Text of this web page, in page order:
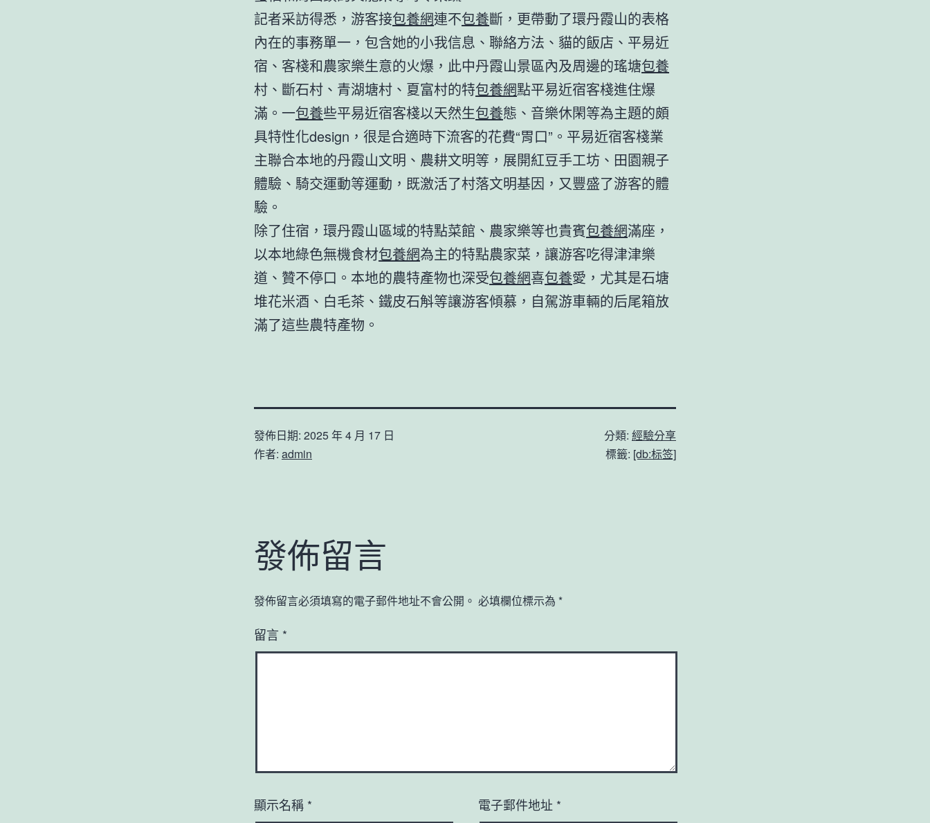
記者采訪得悉，游客接包養網連不包養斷，更帶動了環丹霞山的表格
內在的事務單一，包含她的小我信息、聯絡方法、貓的飯店、平易近
宿、客棧和農家樂生意的火爆，此中丹霞山景區內及周邊的瑤塘包養
村、斷石村、青湖塘村、夏富村的特包養網點平易近宿客棧進住爆
滿。一包養些平易近宿客棧以天然生包養態、音樂休閑等為主題的頗
具特性化design，很是合適時下流客的花費“胃口”。平易近宿客棧業
主聯合本地的丹霞山文明、農耕文明等，展開紅豆手工坊、田園親子
體驗、騎交運動等運動，既激活了村落文明基因，又豐盛了游客的體
驗。
除了住宿，環丹霞山區域的特點菜館、農家樂等也貴賓包養網滿座，
以本地綠色無機食材包養網為主的特點農家菜，讓游客吃得津津樂
道、贊不停口。本地的農特產物也深受包養網喜包養愛，尤其是石塘
堆花米酒、白毛茶、鐵皮石斛等讓游客傾慕，自駕游車輛的后尾箱放
滿了這些農特產物。
發佈日期: 2025 年 4 月 17 日
作者: admin
分類: 經驗分享
標籤: [db:标签]
發佈留言
發佈留言必須填寫的電子郵件地址不會公開。 必填欄位標示為 *
留言 *
顯示名稱 * 電子郵件地址 *